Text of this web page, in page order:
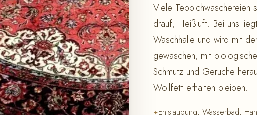
Viele Teppichwäschereien
drauf, Heißluft. Bei uns
Waschhalle und wird mit
gewaschen, mit
Schmutz und Gerüche
Wollfett erhalten bleiben.
Entstaubung, Wasserbad,